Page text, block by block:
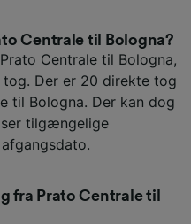
Centrale til Bologna?
Centrale til Bologna,
Der er 20 direkte tog
til Bologna. Der kan dog
tilgængelige
fra Prato Centrale til